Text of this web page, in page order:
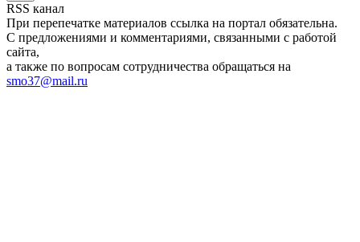
RSS канал
При перепечатке материалов ссылка на портал обязательна.
С предложениями и комментариями, связанными с работой
сайта,
а также по вопросам сотрудничества обращаться на
smo37@mail.ru